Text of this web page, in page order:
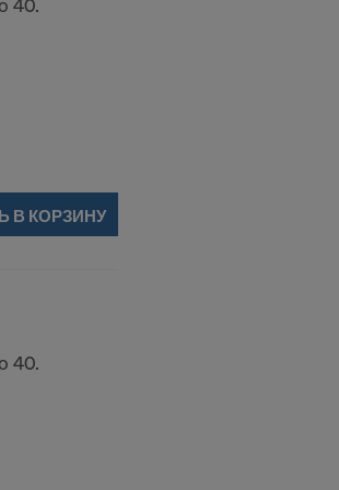
40.
В КОРЗИНУ
40.